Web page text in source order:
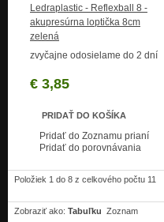
Ledraplastic - Reflexball 8 -
akupresúrna loptička 8cm
zelená
zvyčajne odosielame do 2 dní
€ 3,85
PRIDAŤ DO KOŠÍKA
Pridať do Zoznamu prianí
Pridať do porovnávania
Položiek 1 do 8 z celkového počtu 11
Zobraziť ako: Tabuľku Zoznam